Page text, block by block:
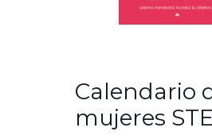
Calendario
mujeres